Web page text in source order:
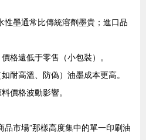
性墨通常比傳統溶劑墨貴；進口品
格遠低于零售（小包裝）。
耐高溫、防偽）油墨成本更高。
價格波動影響。
品市場”那樣高度集中的單一印刷油